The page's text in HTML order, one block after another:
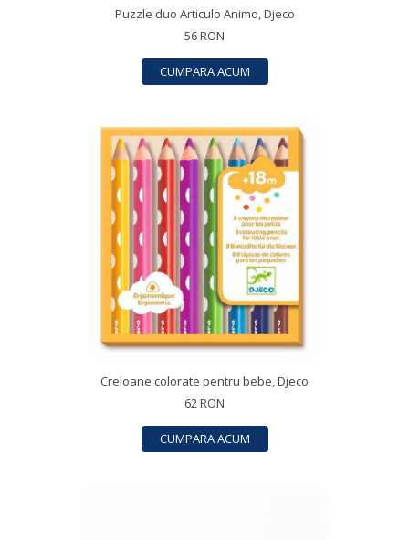
Puzzle duo Articulo Animo, Djeco
56 RON
CUMPARA ACUM
Creioane colorate pentru bebe, Djeco
62 RON
CUMPARA ACUM